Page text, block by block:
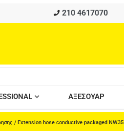
210 4617070
ΑΞΕΣΟΥΑΡ
/ Extension hose conductive packaged NW35